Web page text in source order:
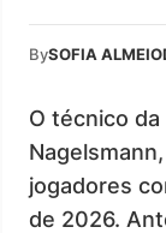
BySOFIA
O técnico da
jogadores
de 2026.